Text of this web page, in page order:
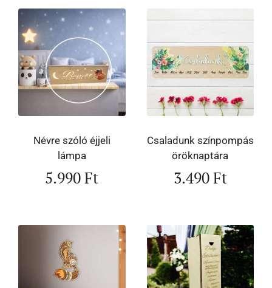
Névre szóló éjjeli
lámpa
5.990Ft
Csaladunk színpompás
öröknaptára
3.490Ft